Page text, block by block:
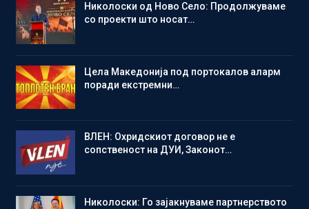
Николоски од Ново Село: Продолжуваме
со проекти што носат…
Цела Македонија под портокалов аларм
поради екстремни…
ВЛЕН: Охридскиот договор не е
сопственост на ДУИ, Законот…
Николоски: Го зајакнуваме партнерството